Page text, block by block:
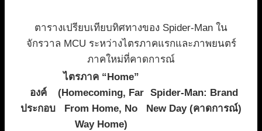
ตารางเปรียบเทียบทิศทางของ Spider-Man ใน
จักรวาล MCU ระหว่างไตรภาคแรกและภาพยนตร์
ภาคใหม่ที่คาดการณ์
องค์
ประกอบ
ไตรภาค “Home”
(Homecoming, Far
From Home, No
Way Home)
Spider-Man: Brand
New Day (คาดการณ์)